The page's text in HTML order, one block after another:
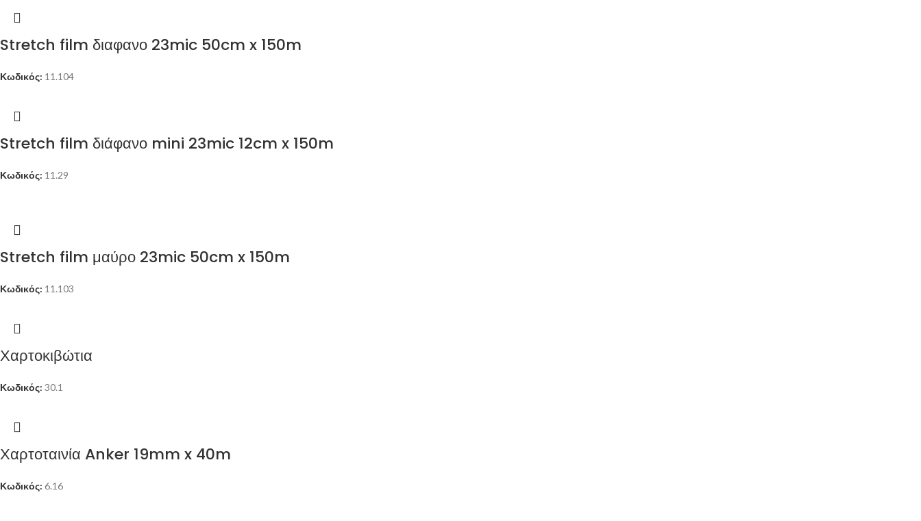
Stretch film διαφανο 23mic 50cm x 150m
Κωδικός: 11.104
Stretch film διάφανο mini 23mic 12cm x 150m
Κωδικός: 11.29
Stretch film μαύρο 23mic 50cm x 150m
Κωδικός: 11.103
Χαρτοκιβώτια
Κωδικός: 30.1
Χαρτοταινία Anker 19mm x 40m
Κωδικός: 6.16